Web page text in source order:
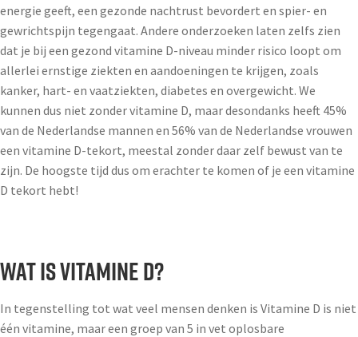
energie geeft, een gezonde nachtrust bevordert en spier- en
gewrichtspijn tegengaat. Andere onderzoeken laten zelfs zien
dat je bij een gezond vitamine D-niveau minder risico loopt om
allerlei ernstige ziekten en aandoeningen te krijgen, zoals
kanker, hart- en vaatziekten, diabetes en overgewicht. We
kunnen dus niet zonder vitamine D, maar desondanks heeft 45%
van de Nederlandse mannen en 56% van de Nederlandse vrouwen
een vitamine D-tekort, meestal zonder daar zelf bewust van te
zijn. De hoogste tijd dus om erachter te komen of je een vitamine
D tekort hebt!
Wat is vitamine D?
In tegenstelling tot wat veel mensen denken is Vitamine D is niet
één vitamine, maar een groep van 5 in vet oplosbare